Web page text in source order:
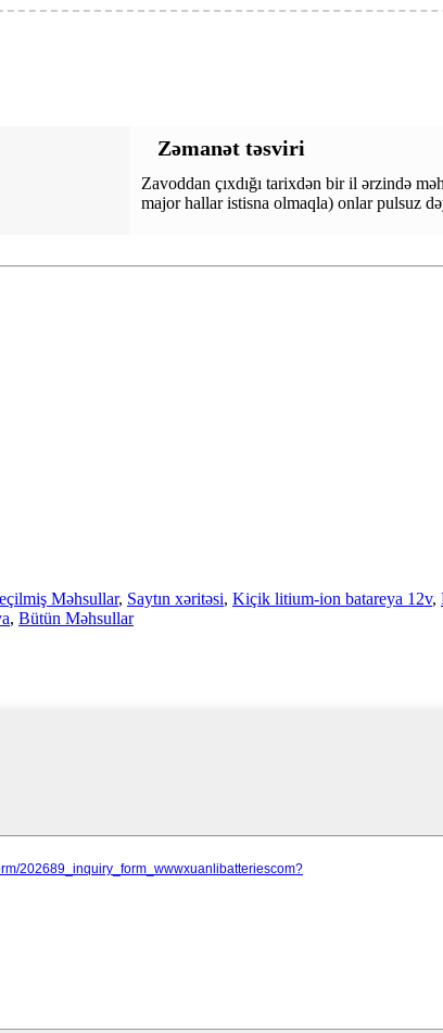
Zəmanət təsviri
Zavoddan çıxdığı tarixdən bir il ərzində
major hallar istisna olmaqla) onlar pulsuz
Məhsullar, Saytın xəritəsi, Kiçik litium-ion batareya 12v,
, Bütün Məhsullar